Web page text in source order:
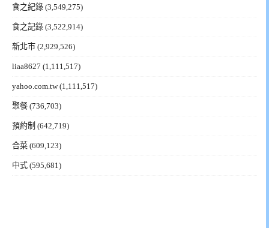
食之紀錄 (3,549,275)
食之記錄 (3,522,914)
新北市 (2,929,526)
liaa8627 (1,111,517)
yahoo.com.tw(1,111,517)
聚餐 (736,703)
預約制 (642,719)
合菜 (609,123)
中式 (595,681)